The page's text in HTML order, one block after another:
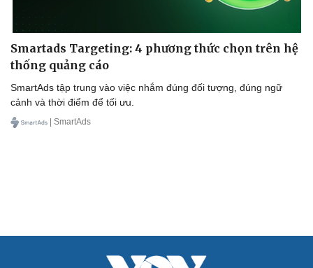
Smartads Targeting: 4 phương thức chọn trên hệ
thống quảng cáo
SmartAds tập trung vào việc nhắm đúng đối tượng, đúng ngữ
cảnh và thời điểm để tối ưu.
| SmartAds